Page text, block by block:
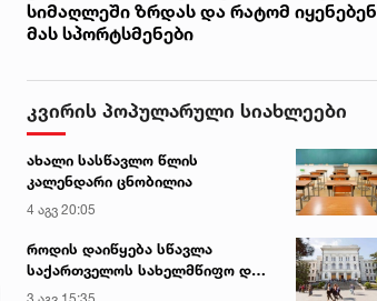
სიმაღლეში ზრდას და რატომ იყენებენ
მას სპორტსმენები
კვირის პოპულარული სიახლეები
ახალი სასწავლო წლის
კალენდარი ცნობილია
4 აგვ 20:05
როდის დაიწყება სწავლა
საქართველოს სახელმწიფო და
კერძო უნივერსიტეტებში